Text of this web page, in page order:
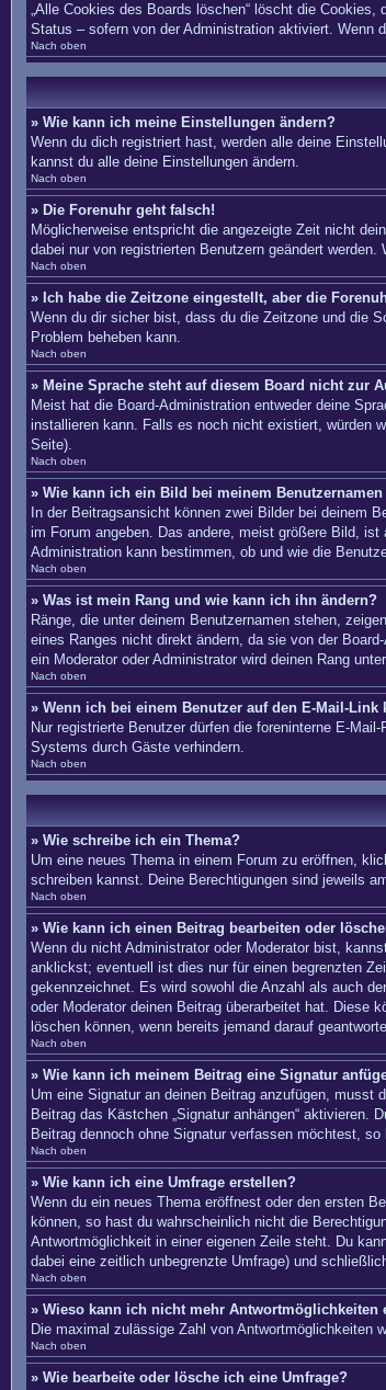
„Alle Cookies des Boards löschen“ löscht die
Status – sofern von der Administration aktiviert. Wenn
Nach oben
» Wie kann ich meine Einstellungen ändern?
Wenn du dich registriert hast, werden alle deine
kannst du alle deine Einstellungen ändern.
Nach oben
» Die Forenuhr geht falsch!
Möglicherweise entspricht die angezeigte Zeit nicht
dabei nur von registrierten Benutzern geändert
Nach oben
» Ich habe die Zeitzone eingestellt, aber die
Wenn du dir sicher bist, dass du die Zeitzone und die
Problem beheben kann.
Nach oben
» Meine Sprache steht auf diesem Board nicht zur
Meist hat die Board-Administration entweder deine
installieren kann. Falls es noch nicht existiert, würden
Seite).
Nach oben
» Wie kann ich ein Bild bei meinem
In der Beitragsansicht können zwei Bilder bei deinem
im Forum angeben. Das andere, meist größere Bild,
Administration kann bestimmen, ob und wie die
Nach oben
» Was ist mein Rang und wie kann ich ihn ändern?
Ränge, die unter deinem Benutzernamen stehen,
eines Ranges nicht direkt ändern, da sie von der
ein Moderator oder Administrator wird deinen Rang
Nach oben
» Wenn ich bei einem Benutzer auf den E-Mail-
Nur registrierte Benutzer dürfen die foreninterne E-
Systems durch Gäste verhindern.
Nach oben
» Wie schreibe ich ein Thema?
Um eine neues Thema in einem Forum zu eröffnen,
schreiben kannst. Deine Berechtigungen sind jeweils
Nach oben
» Wie kann ich einen Beitrag bearbeiten oder
Wenn du nicht Administrator oder Moderator bist,
anklickst; eventuell ist dies nur für einen begrenzten
gekennzeichnet. Es wird sowohl die Anzahl als auch
oder Moderator deinen Beitrag überarbeitet hat. Diese
löschen können, wenn bereits jemand darauf
Nach oben
» Wie kann ich meinem Beitrag eine Signatur
Um eine Signatur an deinen Beitrag anzufügen, musst
Beitrag das Kästchen „Signatur anhängen“
Beitrag dennoch ohne Signatur verfassen möchtest,
Nach oben
» Wie kann ich eine Umfrage erstellen?
Wenn du ein neues Thema eröffnest oder den ersten
können, so hast du wahrscheinlich nicht die
Antwortmöglichkeit in einer eigenen Zeile steht. Du
dabei eine zeitlich unbegrenzte Umfrage) und
Nach oben
» Wieso kann ich nicht mehr Antwortmöglichkeiten
Die maximal zulässige Zahl von Antwortmöglichkeiten
Nach oben
» Wie bearbeite oder lösche ich eine Umfrage?